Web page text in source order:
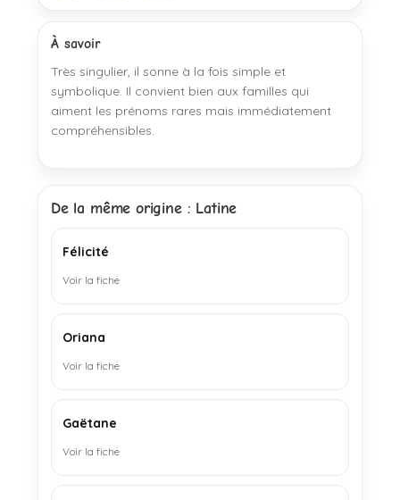
À savoir
Très singulier, il sonne à la fois simple et
symbolique. Il convient bien aux familles qui
aiment les prénoms rares mais immédiatement
compréhensibles.
De la même origine : Latine
Félicité
Voir la fiche
Oriana
Voir la fiche
Gaëtane
Voir la fiche